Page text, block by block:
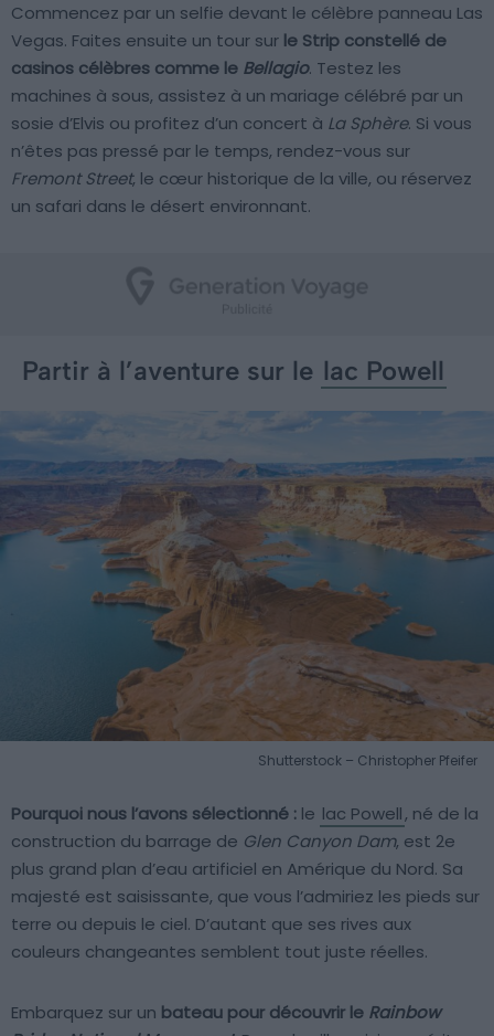
Commencez par un selfie devant le célèbre panneau Las
Vegas. Faites ensuite un tour sur le Strip constellé de
casinos célèbres comme le Bellagio. Testez les
machines à sous, assistez à un mariage célébré par un
sosie d’Elvis ou profitez d’un concert à La Sphère. Si vous
n’êtes pas pressé par le temps, rendez-vous sur
Fremont Street, le cœur historique de la ville, ou réservez
un safari dans le désert environnant.
Partir à l’aventure sur le lac Powell
Shutterstock – Christopher Pfeifer
Pourquoi nous l’avons sélectionné : le lac Powell, né de la
construction du barrage de Glen Canyon Dam, est 2e
plus grand plan d’eau artificiel en Amérique du Nord. Sa
majesté est saisissante, que vous l’admiriez les pieds sur
terre ou depuis le ciel. D’autant que ses rives aux
couleurs changeantes semblent tout juste réelles.
Embarquez sur un bateau pour découvrir le Rainbow